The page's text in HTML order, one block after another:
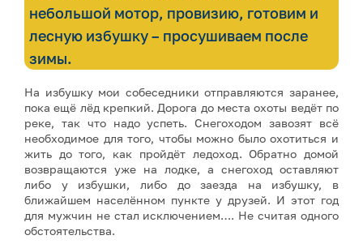
небольшой мотор, провизию, готовим и
лесную избушку – просушиваем после
зимы.
На избушку мои собеседники отправляются заранее,
пока ещё лёд крепкий. Дорога до места охоты ведёт по
реке, так что надо успеть. Снегоходом завозят всё
необходимое для того, чтобы можно было охотиться и
жить до того, как пройдёт ледоход. Обратно домой
возвращаются уже на лодке, а снегоход оставляют
либо у избушки, либо до заезда на избушку, в
ближайшем населённом пункте у друзей. И этот год
для мужчин не стал исключением…. Не считая одного
обстоятельства.